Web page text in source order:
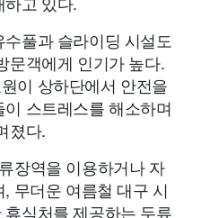
풀과 슬라이딩 시설도
문객에게 인기가 높다.
이 상하단에서 안전을
스트레스를 해소하며
졌다.
장역을 이용하거나 자
무더운 여름철 대구 시
식처를 제공하는 두류